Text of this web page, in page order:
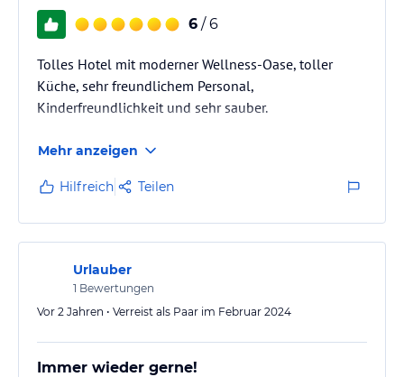
6 / 6
Tolles Hotel mit moderner Wellness-Oase, toller
Küche, sehr freundlichem Personal,
Kinderfreundlichkeit und sehr sauber.
Mehr anzeigen
Hilfreich Teilen
Urlauber
1 Bewertungen
Vor 2 Jahren • Verreist als Paar im Februar 2024
Immer wieder gerne!